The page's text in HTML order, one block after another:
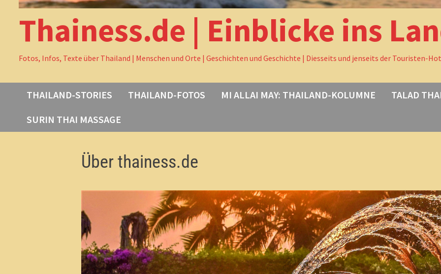
Thainess.de | Einblicke ins
Fotos, Infos, Texte über Thailand | Menschen und Orte | Geschichten und Geschichte | Diesseits und jenseits der Touristen-
THAILAND-STORIES THAILAND-FOTOS MI ALLAI MAY: THAILAND-KOLUMNE
TALAD
SURIN THAI MASSAGE
Über thainess.de